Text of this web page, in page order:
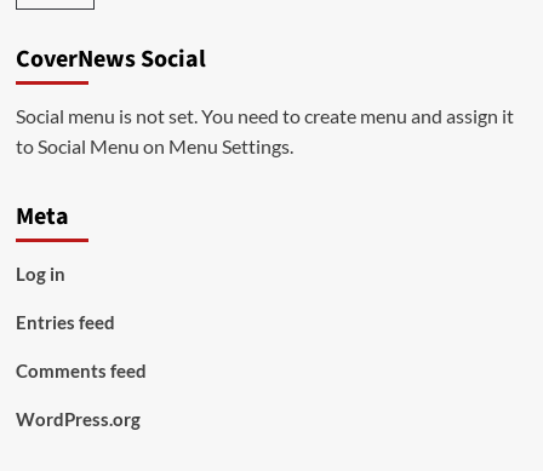
CoverNews Social
Social menu is not set. You need to create menu and assign it
to Social Menu on Menu Settings.
Meta
Log in
Entries feed
Comments feed
WordPress.org